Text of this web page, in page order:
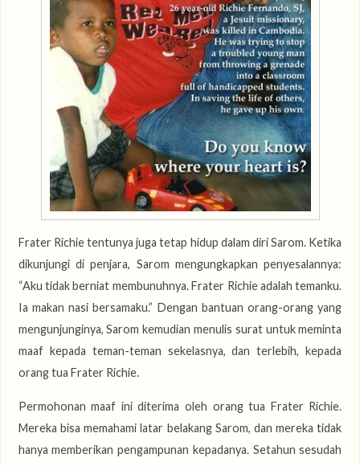
Frater Richie tentunya juga tetap hidup dalam diri Sarom. Ketika
dikunjungi di penjara, Sarom mengungkapkan penyesalannya:
“Aku tidak berniat membunuhnya. Frater Richie adalah temanku.
Ia makan nasi bersamaku.” Dengan bantuan orang-orang yang
mengunjunginya, Sarom kemudian menulis surat untuk meminta
maaf kepada teman-teman sekelasnya, dan terlebih, kepada
orang tua Frater Richie.
Permohonan maaf ini diterima oleh orang tua Frater Richie.
Mereka bisa memahami latar belakang Sarom, dan mereka tidak
hanya memberikan pengampunan kepadanya. Setahun sesudah